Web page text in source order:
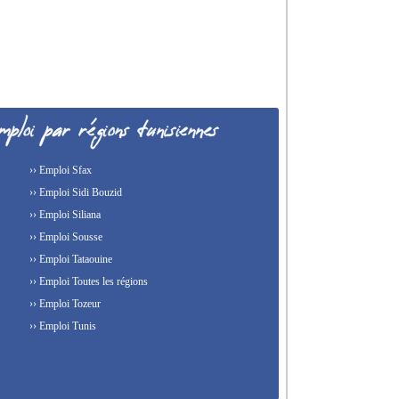
›› Emploi Sfax
›› Emploi Sidi Bouzid
›› Emploi Siliana
›› Emploi Sousse
›› Emploi Tataouine
›› Emploi Toutes les régions
›› Emploi Tozeur
›› Emploi Tunis